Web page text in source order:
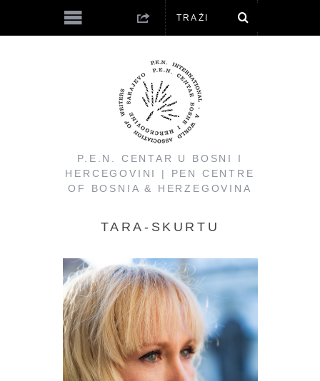
P.E.N. CENTAR U BOSNI I
HERCEGOVINI | PEN CENTRE
OF BOSNIA & HERZEGOVINA
TARA-SKURTU